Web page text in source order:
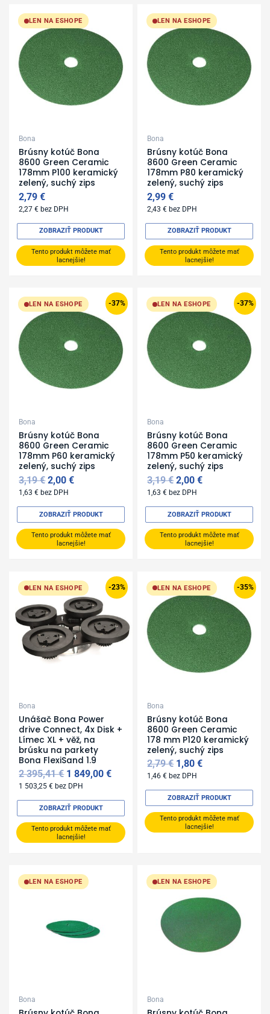
LEN NA ESHOPE
Bona
Brúsny kotúč Bona
8600 Green Ceramic
178mm P100 keramický
zelený, suchý zips
2,79€
2,27€ bez DPH
Tento produkt môžete mať
lacnejšie!
ZOBRAZIŤ PRODUKT
LEN NA ESHOPE
Bona
Brúsny kotúč Bona
8600 Green Ceramic
178mm P80 keramický
zelený, suchý zips
2,99€
2,43€ bez DPH
Tento produkt môžete mať
lacnejšie!
ZOBRAZIŤ PRODUKT
-37%
LEN NA ESHOPE
Bona
Brúsny kotúč Bona
8600 Green Ceramic
178mm P60 keramický
zelený, suchý zips
3,19€
price
was:
3,19 €.
2,00€
price
is:
2,00 €.
1,63€ bez DPH
Tento produkt môžete mať
lacnejšie!
ZOBRAZIŤ PRODUKT
-37%
LEN NA ESHOPE
Bona
Brúsny kotúč Bona
8600 Green Ceramic
178mm P50 keramický
zelený, suchý zips
3,19€
price
was:
3,19 €.
2,00€
price
is:
2,00 €.
1,63€ bez DPH
Tento produkt môžete mať
lacnejšie!
ZOBRAZIŤ PRODUKT
-23%
LEN NA ESHOPE
Bona
Unášač Bona Power
drive Connect, 4x Disk +
Límec XL + věž, na
brúsku na parkety
Bona FlexiSand 1.9
2 395,41€
price
was:
2
395,41 €.
1 849,00€
Current
price
is:
849,00 €.
1 503,25€ bez DPH
Tento produkt môžete mať
lacnejšie!
ZOBRAZIŤ PRODUKT
-35%
LEN NA ESHOPE
Bona
Brúsny kotúč Bona
8600 Green Ceramic
178 mm P120 keramický
zelený, suchý zips
2,79€
price
was:
2,79 €.
1,80€
price
is:
1,80 €.
1,46€ bez DPH
Tento produkt môžete mať
lacnejšie!
ZOBRAZIŤ PRODUKT
LEN NA ESHOPE
Bona
LEN NA ESHOPE
Bona